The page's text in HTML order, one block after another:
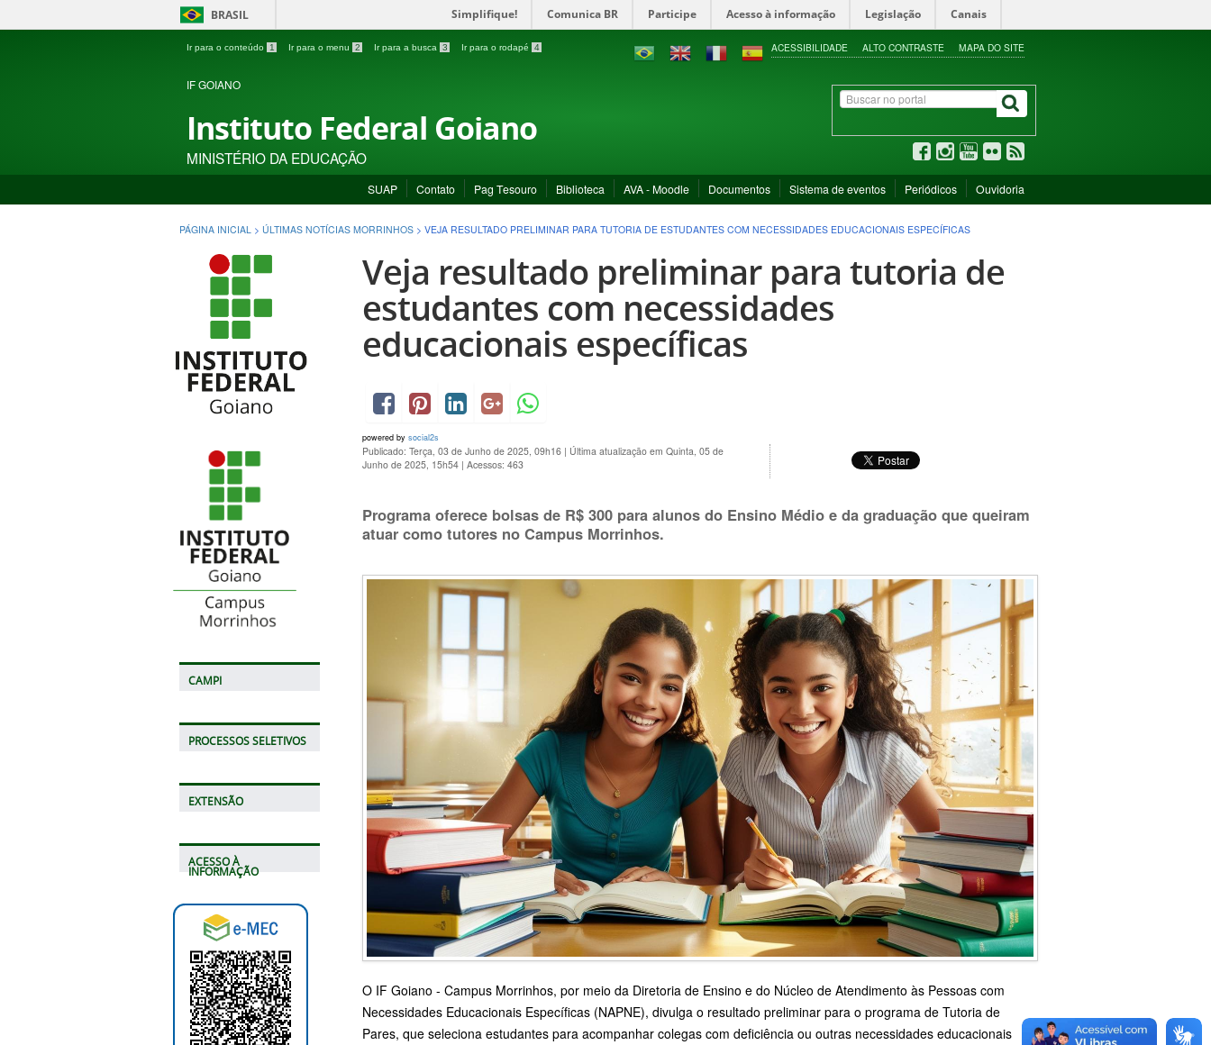
BRASIL Simplifique! Comunica BR Participe Acesso à informação Legislação Canais
Ir para o conteúdo 1 Ir para o menu 2 Ir para a busca 3 Ir para o rodapé 4 ACESSIBILIDADE ALTO CONTRASTE MAPA DO SITE
IF GOIANO
Instituto Federal Goiano
MINISTÉRIO DA EDUCAÇÃO
SUAP Contato Pag Tesouro Biblioteca AVA - Moodle Documentos Sistema de eventos Periódicos Ouvidoria
PÁGINA INICIAL > ÚLTIMAS NOTÍCIAS MORRINHOS > VEJA RESULTADO PRELIMINAR PARA TUTORIA DE ESTUDANTES COM NECESSIDADES EDUCACIONAIS ESPECÍFICAS
CAMPI
PROCESSOS SELETIVOS
EXTENSÃO
ACESSO À
INFORMAÇÃO
Veja resultado preliminar para tutoria de
estudantes com necessidades
educacionais específicas
powered by social2s
Publicado: Terça, 03 de Junho de 2025, 09h16 | Última atualização em Quinta, 05 de
Junho de 2025, 15h54 | Acessos: 463
Programa oferece bolsas de R$ 300 para alunos do Ensino Médio e da graduação que queiram
atuar como tutores no Campus Morrinhos.
O IF Goiano - Campus Morrinhos, por meio da Diretoria de Ensino e do Núcleo de Atendimento às Pessoas com
Necessidades Educacionais Específicas (NAPNE), divulga o resultado preliminar para o programa de Tutoria de
Pares, que seleciona estudantes para acompanhar colegas com deficiência ou outras necessidades educacionais